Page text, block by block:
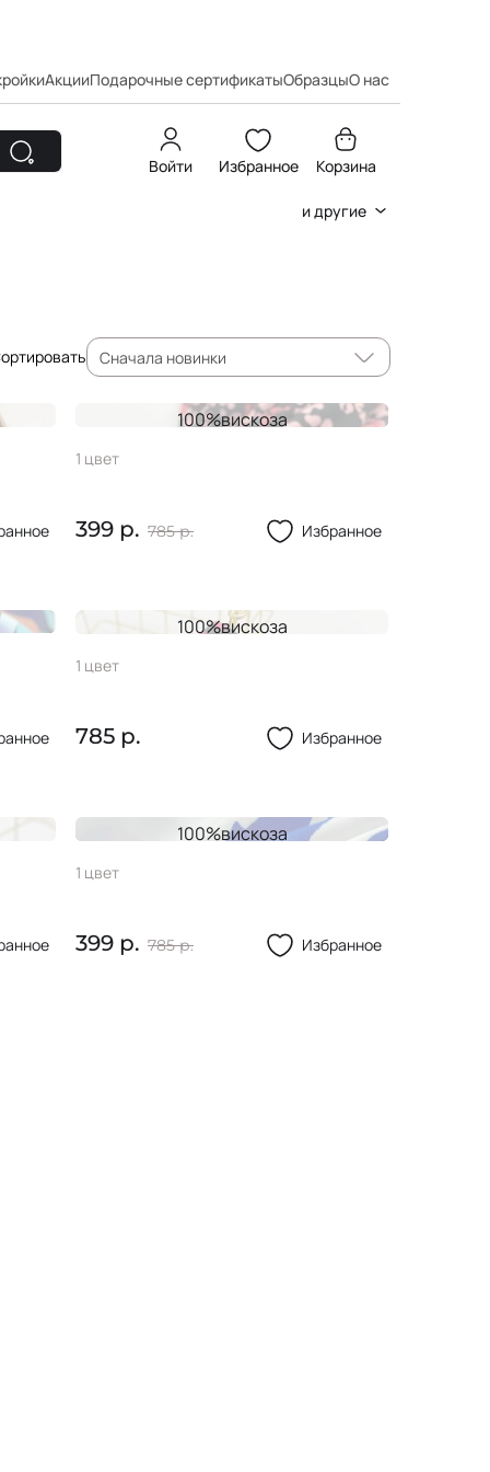
АкцииПодарочные сертификатыОбразцыО нас
Войти Избранное Корзина
и другие
Сначала новинки
100%вискоза
Вискоза FLORA
1 цвет
399 р. 785 р. Избранное
100%вискоза
Вискоза FLORA Розочки
1 цвет
785 р. Избранное
100%вискоза
Вискоза FLORA Зебра
1 цвет
399 р. 785 р. Избранное